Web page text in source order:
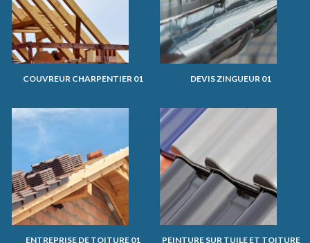
COUVREUR CHARPENTIER 01 DEVIS ZINGUEUR 01
ENTREPRISE DE TOITURE 01
PEINTURE SUR TUILE ET TOITURE